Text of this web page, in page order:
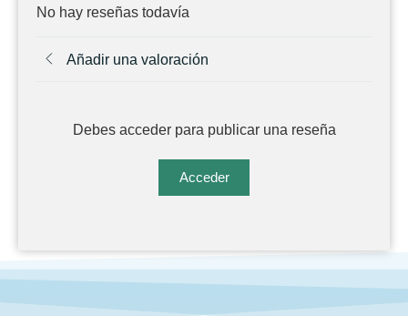
No hay reseñas todavía
Añadir una valoración
Debes acceder para publicar una reseña
Acceder